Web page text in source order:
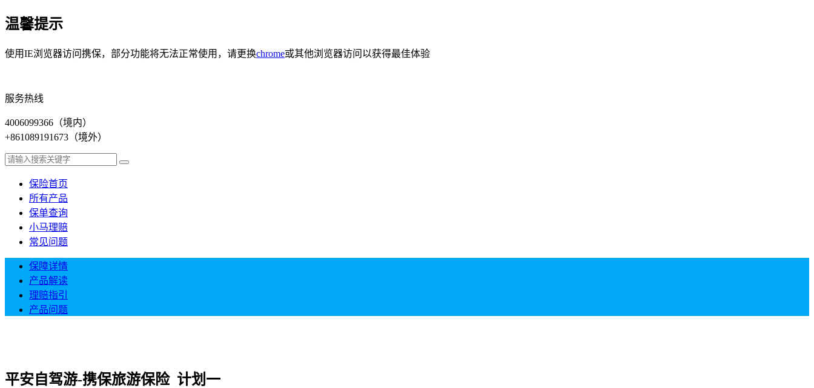
温馨提示
使用IE浏览器访问携保，部分功能将无法正常使用，请更换chrome或其他浏览器访问以获得最佳体验
服务热线
4006099366 （境内）
+861089191673 （境外）
保险首页
所有产品
保单查询
小马理赔
常见问题
保障详情
产品解读
理赔指引
产品问题
平安自驾游-携保旅游保险 计划一